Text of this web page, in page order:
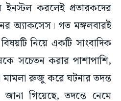
করলেই প্রতারকদের
অ্যাকসেস। গত মঙ্গলবারই
নিয়ে একটি সাংবাদিক
সচেতন করার পাশাপাশি,
রুজু করে ঘটনার তদন্ত
গিয়েছে, তদন্তে নেমে